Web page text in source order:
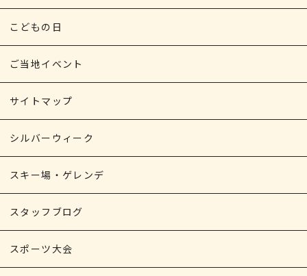
こどもの日
ご当地イベント
サイトマップ
シルバーウィーク
スキー場・ゲレンデ
スタッフブログ
スポーツ大会